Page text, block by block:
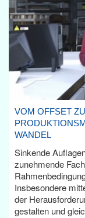
VOM OFFSET
WANDEL
Sinkende
zunehmende
Insbesondere
der
gestalten und